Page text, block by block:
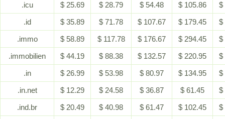
.icu
$ 25.69 $ 28.79 $ 54.48 $ 105.86
$
.id
$ 35.89 $ 71.78 $ 107.67 $ 179.45
$
.immo
$ 58.89 $ 117.78 $ 176.67 $ 294.45
$
.immobilien
$ 44.19 $ 88.38 $ 132.57 $ 220.95
$
.in
$ 26.99 $ 53.98 $ 80.97 $ 134.95
$
.in.net
$ 12.29 $ 24.58 $ 36.87 $ 61.45
$
.ind.br
$ 20.49 $ 40.98 $ 61.47 $ 102.45
$